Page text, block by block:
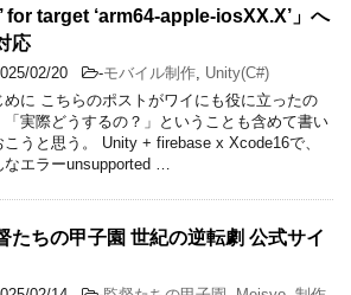
for target ‘arm64-apple-iosXX.X’」へ
応
02/20 -モバイル制作 Unity(C#)
めに こちらのポストがワイにも役に立ったの
「実際どうするの？」ということも含めて書い
こうと思う。 Unity + firebase x Xcode16で、
なエラーunsupported …
たちの甲子園 世紀の逆転劇 公式サイ